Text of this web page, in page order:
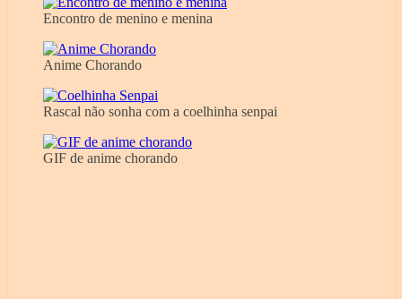
Encontro de menino e menina
Anime Chorando
Rascal não sonha com a coelhinha senpai
GIF de anime chorando